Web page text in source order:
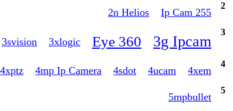
2
255 Ip Cam
2n Helios
3
3g Ipcam
360 Eye
3xlogic
3svision
4
4xem
4ucam
4sdot
4mp Ip Camera
4xptz
5
5mpbullet